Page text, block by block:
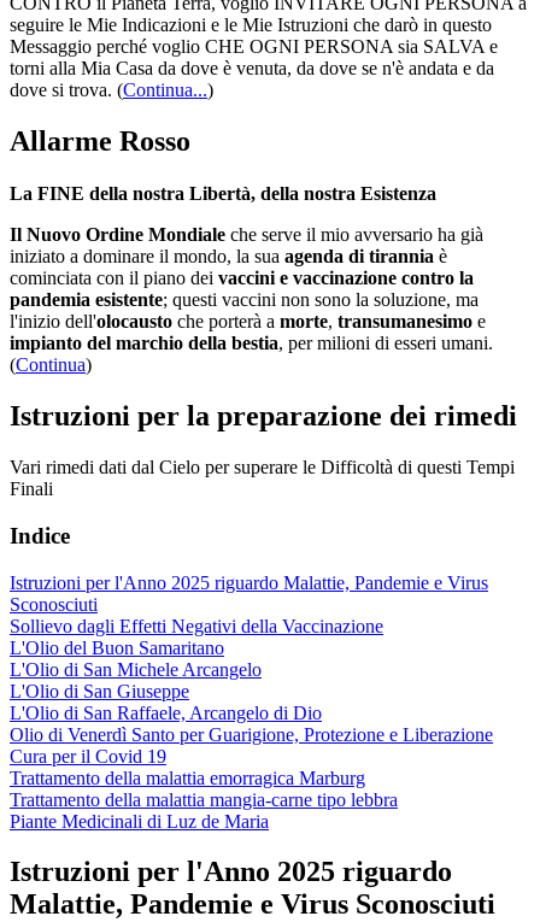
seguire le Mie Indicazioni e le Mie Istruzioni che darò in questo
Messaggio perché voglio CHE OGNI PERSONA sia SALVA e
torni alla Mia Casa da dove è venuta, da dove se n'è andata e da
dove si trova. (Continua...)
Allarme Rosso
La FINE della nostra Libertà, della nostra Esistenza
Il Nuovo Ordine Mondiale che serve il mio avversario ha già
iniziato a dominare il mondo, la sua agenda di tirannia è
cominciata con il piano dei vaccini e vaccinazione contro la
pandemia esistente; questi vaccini non sono la soluzione, ma
l'inizio dell'olocausto che porterà a morte, transumanesimo e
impianto del marchio della bestia, per milioni di esseri umani.
(Continua)
Istruzioni per la preparazione dei rimedi
Vari rimedi dati dal Cielo per superare le Difficoltà di questi Tempi
Finali
Indice
Istruzioni per l'Anno 2025 riguardo Malattie, Pandemie e Virus
Sconosciuti
Sollievo dagli Effetti Negativi della Vaccinazione
L'Olio del Buon Samaritano
L'Olio di San Michele Arcangelo
L'Olio di San Giuseppe
L'Olio di San Raffaele, Arcangelo di Dio
Olio di Venerdì Santo per Guarigione, Protezione e Liberazione
Cura per il Covid 19
Trattamento della malattia emorragica Marburg
Trattamento della malattia mangia-carne tipo lebbra
Piante Medicinali di Luz de Maria
Istruzioni per l'Anno 2025 riguardo
Malattie, Pandemie e Virus Sconosciuti